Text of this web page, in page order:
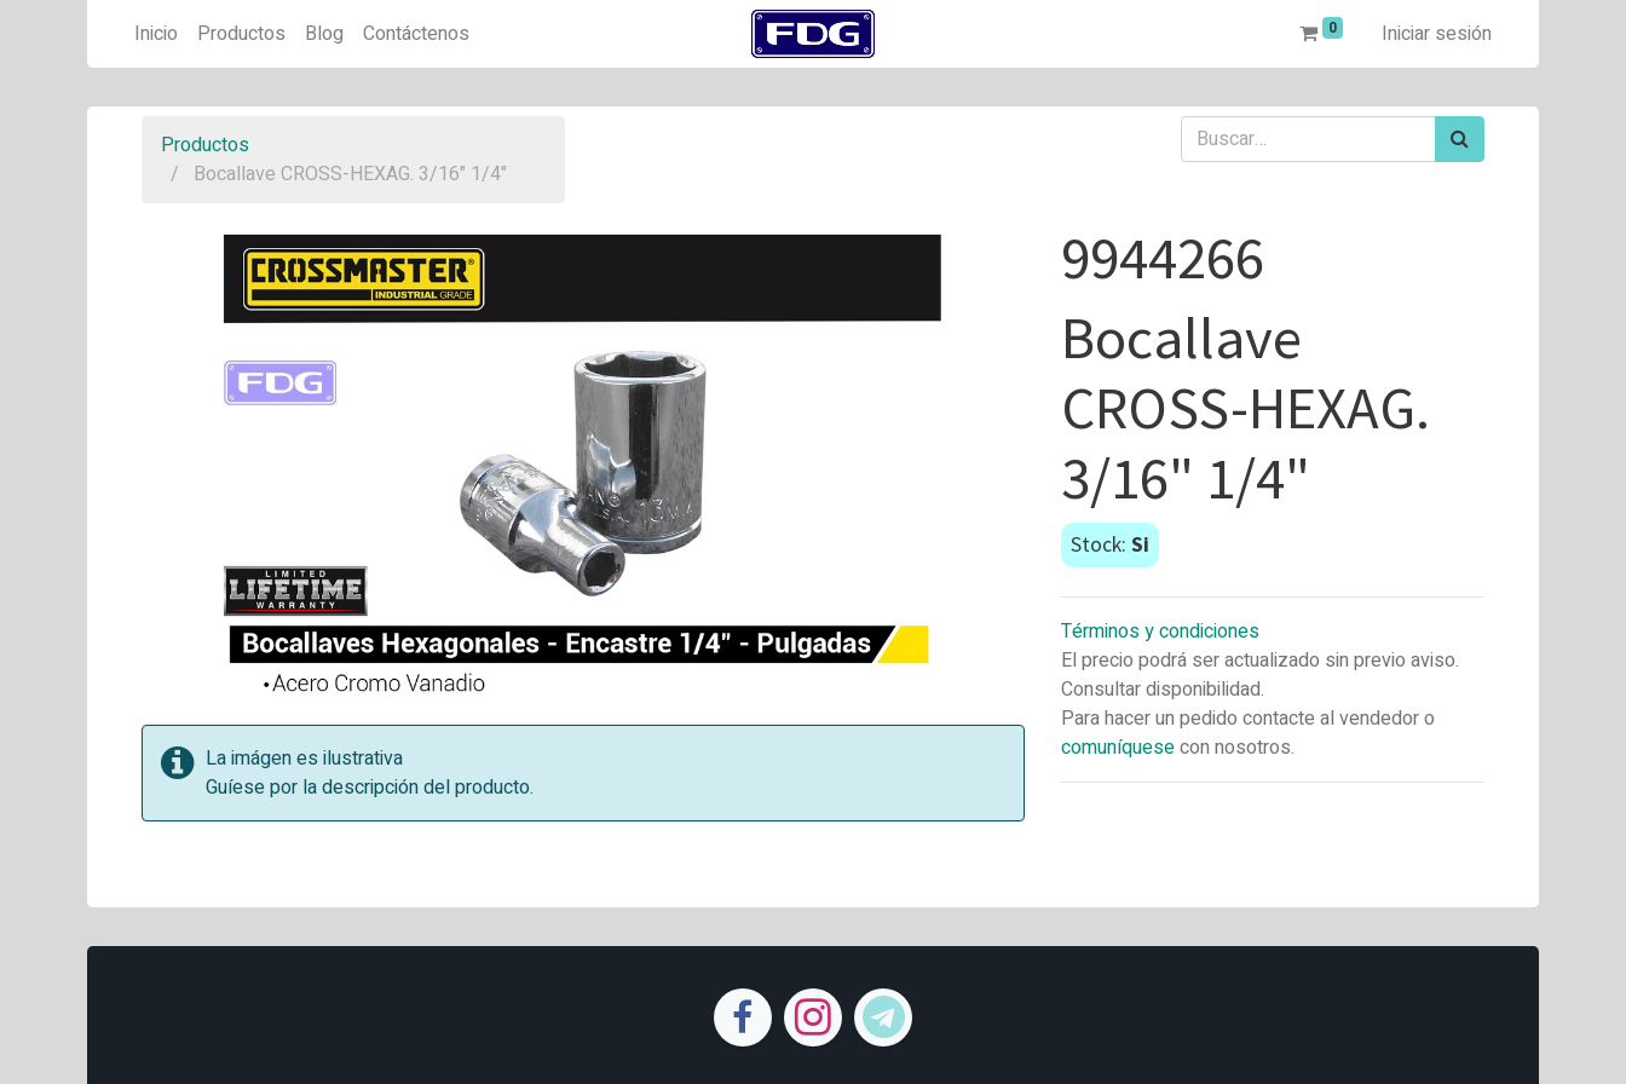
Inicio Productos Blog Contáctenos 0 Iniciar sesión
Productos
Bocallave CROSS-HEXAG. 3/16" 1/4"
La imágen es ilustrativa
Guíese por la descripción del producto.
9944266
Bocallave
CROSS-HEXAG.
3/16" 1/4"
Stock: Si
Términos y condiciones
El precio podrá ser actualizado sin previo aviso.
Consultar disponibilidad.
Para hacer un pedido contacte al vendedor o
comuníquesecon nosotros.